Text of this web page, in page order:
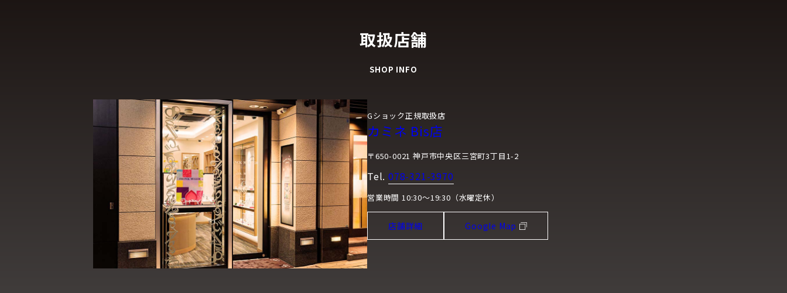
取扱店舗
SHOP INFO
Gショック正規取扱店
カミネ Bis店
〒650-0021 神戸市中央区三宮町3丁目1-2
Tel. 078-321-3970
営業時間 10:30～19:30（水曜定休）
店舗詳細 Google Map